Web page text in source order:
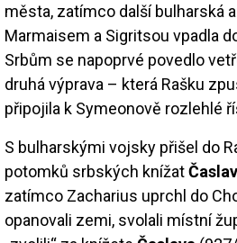
města, zatímco další bulharská
Marmaisem a Sigritsou vpadla
Srbům se napoprvé povedlo
druhá výprava – která Rašku
připojila k Symeonově rozlehlé
S bulharskými vojsky přišel do
potomků srbských knížat
zatímco Zacharius uprchl do
opanovali zemi, svolali místní